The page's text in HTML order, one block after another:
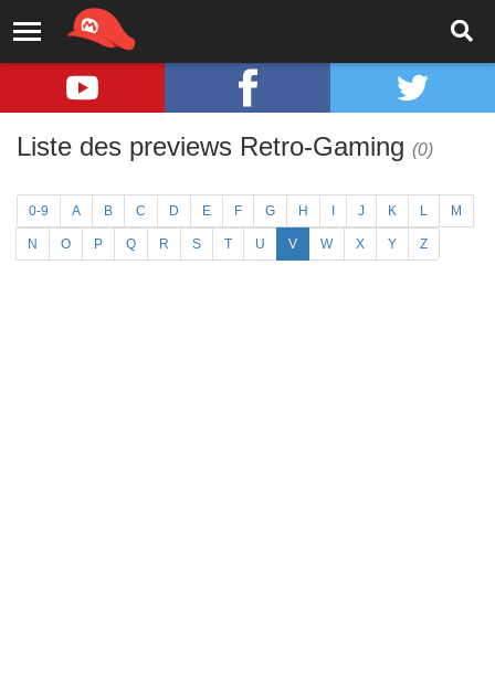
Liste des previews Retro-Gaming (0)
0-9 A B C D E F G H J K L M
N O P Q R S T U V W X Y Z